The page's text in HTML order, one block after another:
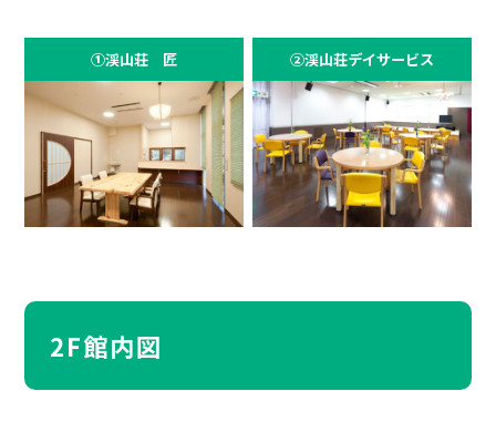
①渓山荘 匠 ②渓山荘デイサービス
2F館内図